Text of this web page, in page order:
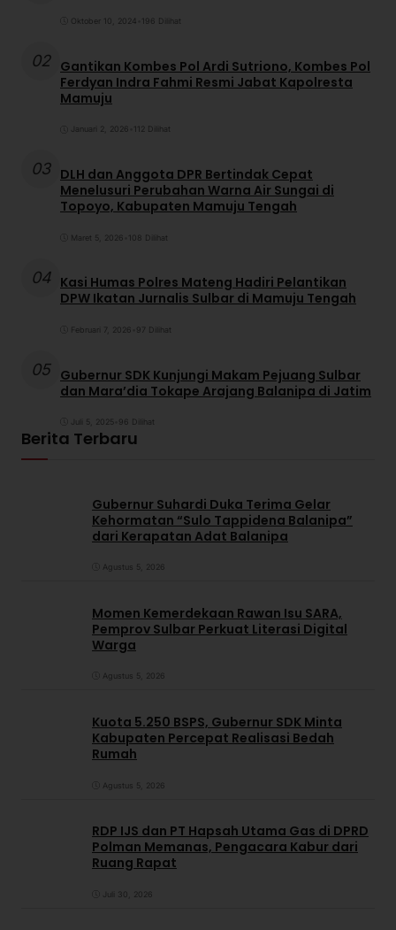
Oktober 10, 2024 196 Dilihat
02 Gantikan Kombes Pol Ardi Sutriono, Kombes Pol
Ferdyan Indra Fahmi Resmi Jabat Kapolresta
Mamuju
Januari 2, 2026 112 Dilihat
03 DLH dan Anggota DPR Bertindak Cepat
Menelusuri Perubahan Warna Air Sungai di
Topoyo, Kabupaten Mamuju Tengah
Maret 5, 2026 108 Dilihat
04 Kasi Humas Polres Mateng Hadiri Pelantikan
DPW Ikatan Jurnalis Sulbar di Mamuju Tengah
Februari 7, 2026 97 Dilihat
05 Gubernur SDK Kunjungi Makam Pejuang Sulbar
dan Mara’dia Tokape Arajang Balanipa di Jatim
Juli 5, 2025 96 Dilihat
Berita Terbaru
Gubernur Suhardi Duka Terima Gelar
Kehormatan “Sulo Tappidena Balanipa”
dari Kerapatan Adat Balanipa
Agustus 5, 2026
Momen Kemerdekaan Rawan Isu SARA,
Pemprov Sulbar Perkuat Literasi Digital
Warga
Agustus 5, 2026
Kuota 5.250 BSPS, Gubernur SDK Minta
Kabupaten Percepat Realisasi Bedah
Rumah
Agustus 5, 2026
RDP IJS dan PT Hapsah Utama Gas di DPRD
Polman Memanas, Pengacara Kabur dari
Ruang Rapat
Juli 30, 2026